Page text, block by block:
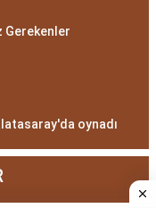
Gerekenler
oynadı